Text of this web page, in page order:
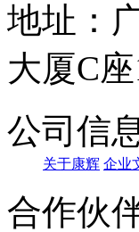
地址：
大厦C
公司信
关于康辉 企业
合作伙